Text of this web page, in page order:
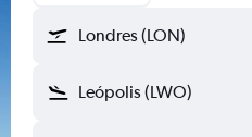
Londres (LON)
Leópolis (LWO)